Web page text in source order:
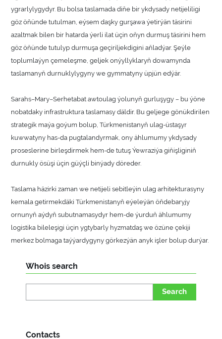
ygrarlylygydyr. Bu bolsa taslamada diňe bir ykdysady netijeliligi
göz öňünde tutulman, eýsem daşky gurşawa ýetirýän täsirini
azaltmak bilen bir hatarda ýerli ilat üçin oňyn durmuş täsirini hem
göz öňünde tutulyp durmuşa geçiriljekdigini aňladýar. Şeýle
toplumlaýyn çemeleşme, geljek onýyllyklaryň dowamynda
taslamanyň durnuklylygyny we gymmatyny üpjün edýär.
Sarahs–Mary–Serhetabat awtoulag ýolunyň gurluşygy – bu ýöne
nobatdaky infrastruktura taslamasy däldir. Bu geljege gönükdirilen
strategik maýa goýum bolup, Türkmenistanyň ulag-üstaşyr
kuwwatyny has-da pugtalandyrmak, ony ählumumy ykdysady
proseslerine birleşdirmek hem-de tutuş Ýewraziýa giňişliginiň
durnukly ösüşi üçin güýçli binýady döreder.
Taslama häzirki zaman we netijeli sebitleýin ulag arhitekturasyny
kemala getirmekdäki Türkmenistanyň eýeleýän öňdebaryjy
ornunyň aýdyň subutnamasydyr hem-de ýurduň ählumumy
logistika bileleşigi üçin ygtybarly hyzmatdaş we özüne çekiji
merkez bolmaga taýýardygyny görkezýän anyk işler bolup durýar.
Whois search
Search
Contacts